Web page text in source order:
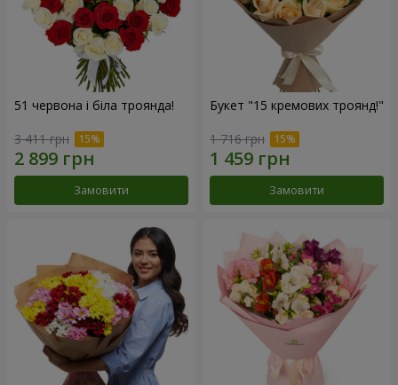
51 червона і біла троянда!
3 411 грн
Замовити
Букет "15 кремових троянд!"
1 716 грн
Замовити